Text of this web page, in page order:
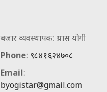
बजार व्यवस्थापक: प्रयास योगी
Phone: ९८४१६२४७०८
Email:
byogistar@gmail.com